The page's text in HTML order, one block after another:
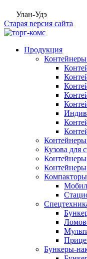
Улан-Удэ
Старая версия сайта
Продукция
Кузова для
Бункеры-